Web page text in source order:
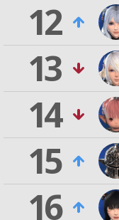
12
13
14
15
16